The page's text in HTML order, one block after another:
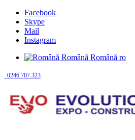
Facebook
Skype
Mail
Instagram
Română Română ro
0246.707.323